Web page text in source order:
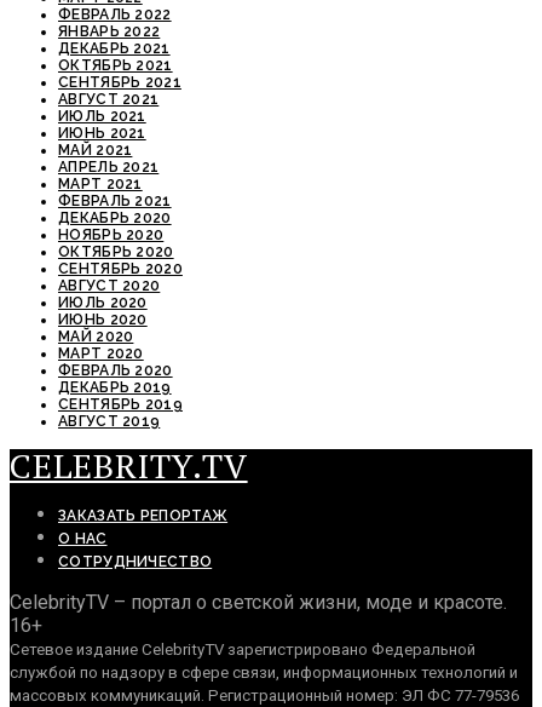
ФЕВРАЛЬ 2022
ЯНВАРЬ 2022
ДЕКАБРЬ 2021
ОКТЯБРЬ 2021
СЕНТЯБРЬ 2021
АВГУСТ 2021
ИЮЛЬ 2021
ИЮНЬ 2021
МАЙ 2021
АПРЕЛЬ 2021
МАРТ 2021
ФЕВРАЛЬ 2021
ДЕКАБРЬ 2020
НОЯБРЬ 2020
ОКТЯБРЬ 2020
СЕНТЯБРЬ 2020
АВГУСТ 2020
ИЮЛЬ 2020
ИЮНЬ 2020
МАЙ 2020
МАРТ 2020
ФЕВРАЛЬ 2020
ДЕКАБРЬ 2019
СЕНТЯБРЬ 2019
АВГУСТ 2019
CELEBRITY.TV
ЗАКАЗАТЬ РЕПОРТАЖ
О НАС
СОТРУДНИЧЕСТВО
CelebrityTV – портал о светской жизни, моде и красоте.
16+
Сетевое издание CelebrityTV зарегистрировано Федеральной
службой по надзору в сфере связи, информационных технологий и
массовых коммуникаций. Регистрационный номер: ЭЛ ФС 77-79536